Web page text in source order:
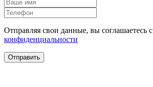
Отправляя свои данные, вы соглашаетесь с
конфиденциальности
Отправить